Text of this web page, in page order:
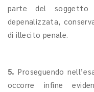
parte del
depenalizzata,
di illecito penale.
5. Proseguendo
occorre infine